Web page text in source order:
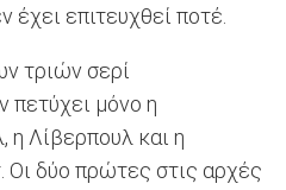
έχει επιτευχθεί ποτέ.
τριών σερί
μόνο η
η Λίβερπουλ και η
Οι δύο πρώτες στις αρχές